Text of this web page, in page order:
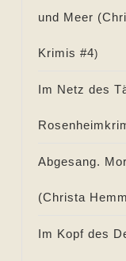
und Meer (
Krimis #4)
Im Netz des
Abgesang.
(Christa
Im Kopf des